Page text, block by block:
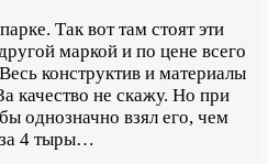
Так вот там стоят эти
маркой и по цене всего
конструктив и материалы
качество не скажу. Но при
однозначно взял его, чем
4 тыры…